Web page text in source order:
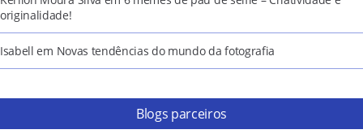
originalidade!
Isabell em Novas tendências do mundo da fotografia
Blogs parceiros